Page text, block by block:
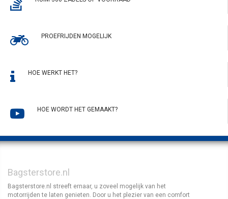
PROEFRIJDEN MOGELIJK
HOE WERKT HET?
HOE WORDT HET GEMAAKT?
Bagsterstore.nl
Bagsterstore.nl streeft ernaar, u zoveel mogelijk van het
motorrijden te laten genieten. Door u het plezier van een comfort